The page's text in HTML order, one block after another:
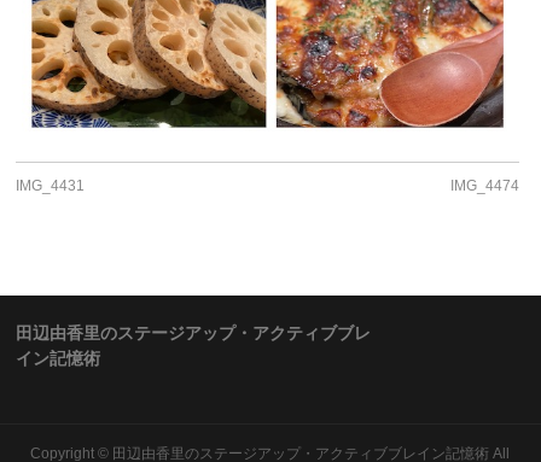
IMG_4431 IMG_4474
田辺由香里のステージアップ・アクティブブレ
イン記憶術
Copyright © 田辺由香里のステージアップ・アクティブブレイン記憶術 All